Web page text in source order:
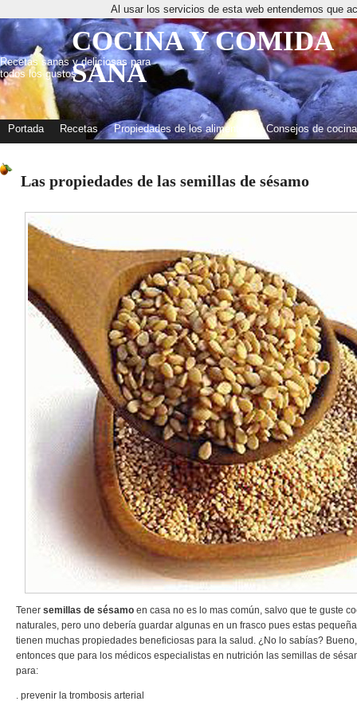
COCINA Y COMIDA
SANA
Recetas sanas y deliciosas para
todos los gustos
Portada Recetas Propiedades de los alimentos Consejos de cocina
Las propiedades de las semillas de sésamo
Tener semillas de sésamo en casa no es lo mas común, salvo que te guste
naturales, pero uno debería guardar algunas en un frasco pues estas
tienen muchas propiedades beneficiosas para la salud. ¿No lo sabías?
entonces que para los médicos especialistas en nutrición las semillas de
para:
. prevenir la trombosis arterial
Al usar los servicios de esta web entendemos que